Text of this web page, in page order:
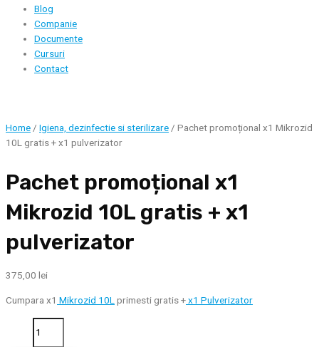
Blog
Companie
Documente
Cursuri
Contact
Home / Igiena, dezinfectie si sterilizare / Pachet promoțional x1 Mikrozid
10L gratis + x1 pulverizator
Pachet promoțional x1
Mikrozid 10L gratis + x1
pulverizator
375,00 lei
Cumpara x1 Mikrozid 10L primesti gratis +x1 Pulverizator
promoțional